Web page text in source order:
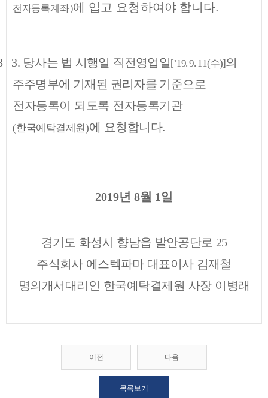
전자등록계좌)에 입고 요청하여 야 합니다.
3. 당사는 법 시행일 직전영업일[’19. 9. 11(수)]의
주주명부에 기재된 권리자를 기준으로
전자등록이 되도록 전자등록기관
(한국예탁결제원)에 요청합니다.
2019년8월 1일
경기도 화성시 향남읍 발안공단로 25
주식회사 에스텍파마 대표이사 김재철
명의개서대리인 한국예탁결제원 사장 이병래
이전 다음
목록보기